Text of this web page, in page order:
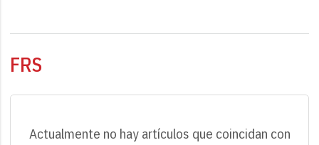
FRS
Actualmente no hay artículos que coincidan con